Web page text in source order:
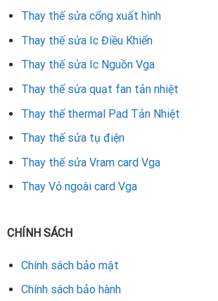
Thay thế sửa cổng xuất hình
Thay thế sửa Ic Điều Khiển
Thay thế sửa Ic Nguồn Vga
Thay thế sửa quạt fan tản nhiệt
Thay thế thermal Pad Tản Nhiệt
Thay thế sửa tụ điện
Thay thế sửa Vram card Vga
Thay Vỏ ngoài card Vga
CHÍNH SÁCH
Chính sách bảo mật
Chính sách bảo hành